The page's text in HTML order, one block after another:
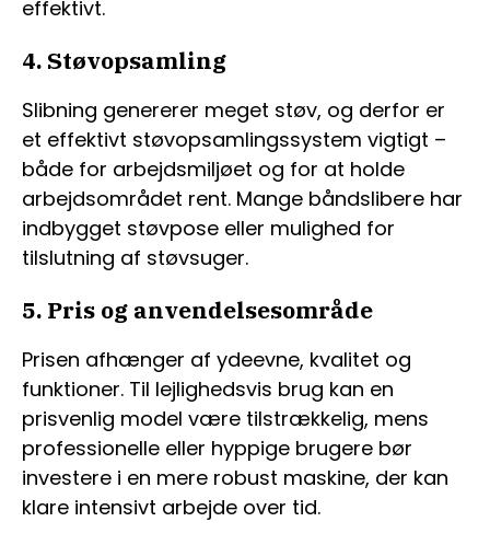
effektivt.
4. Støvopsamling
Slibning genererer meget støv, og derfor er
et effektivt støvopsamlingssystem vigtigt –
både for arbejdsmiljøet og for at holde
arbejdsområdet rent. Mange båndslibere har
indbygget støvpose eller mulighed for
tilslutning af støvsuger.
5. Pris og anvendelsesområde
Prisen afhænger af ydeevne, kvalitet og
funktioner. Til lejlighedsvis brug kan en
prisvenlig model være tilstrækkelig, mens
professionelle eller hyppige brugere bør
investere i en mere robust maskine, der kan
klare intensivt arbejde over tid.